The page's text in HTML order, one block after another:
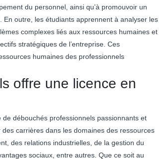
du personnel, ainsi qu’à promouvoir un
outre, les étudiants apprennent à analyser les
complexes liés aux ressources humaines et
stratégiques de l’entreprise. Ces
humaines des professionnels
offre une licence en
débouchés professionnels passionnants et
carrières dans les domaines des ressources
des relations industrielles, de la gestion du
sociaux, entre autres. Que ce soit au